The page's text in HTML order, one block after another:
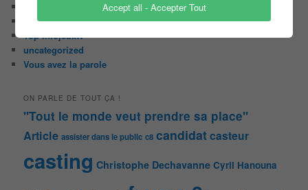
Sondages
Top Infojeuxtv
uncategorized
Vous avez la parole
ON PARLE DE TOUT ÇA !
"Tout le monde veut prendre sa place"
Article assister dans le public c8 candidatcasteur
casting Christophe Dechavanne Cyril Hanouna
Accept all - Accepter Tout